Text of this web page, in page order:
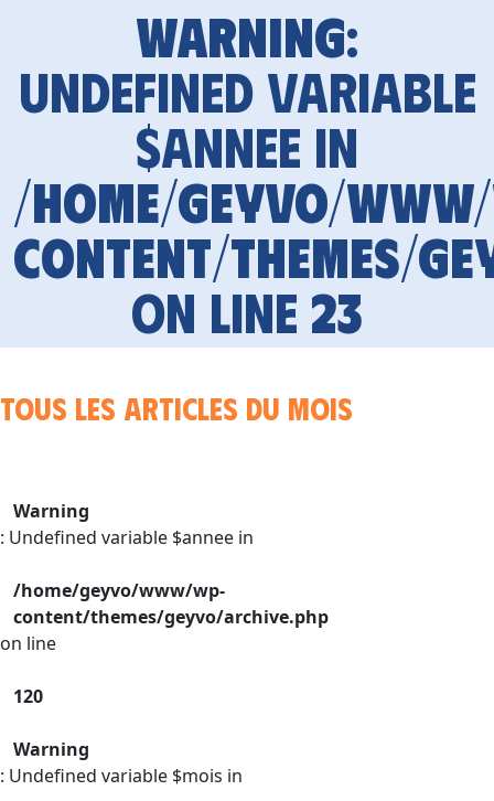
Warning:
Undefined variable
$annee in
/home/geyvo/
content/themes/
on line 23
Tous les articles du mois
Warning
: Undefined variable $annee in
/home/geyvo/www/wp-
content/themes/geyvo/archive.php
on line
120
Warning
: Undefined variable $mois in